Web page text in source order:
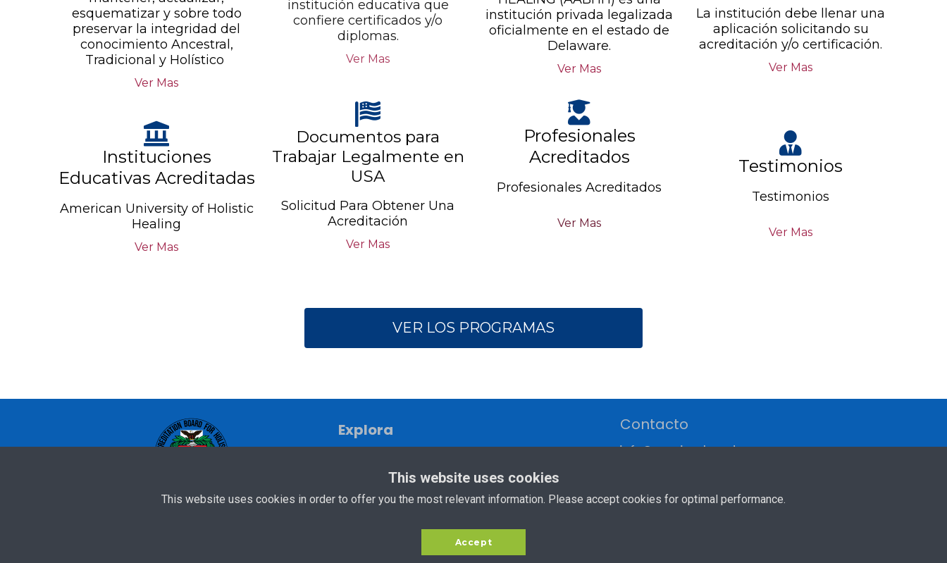
esquematizar y sobre todo
preservar la integridad del
conocimiento Ancestral,
Tradicional y Holístico
Ver Mas
institución educativa que
confiere certificados y/o
diplomas.
Ver Mas
institución privada legalizada
oficialmente en el estado de
Delaware.
Ver Mas
La institución debe llenar una
aplicación solicitando su
acreditación y/o certificación.
Ver Mas
Instituciones
Educativas Acreditadas
American University of Holistic
Healing
Ver Mas
Documentos para
Trabajar Legalmente en
USA
Solicitud Para Obtener Una
Acreditación
Ver Mas
Profesionales
Acreditados
Profesionales Acreditados
Ver Mas
Testimonios
Testimonios
Ver Mas
VER LOS PROGRAMAS
Acreditate y trabaja en los Estados Unidos
Explora Contacto
info@americanboard.com
This website uses cookies
This website uses cookies in order to offer you the most relevant information. Please accept cookies for optimal performance.
Accept